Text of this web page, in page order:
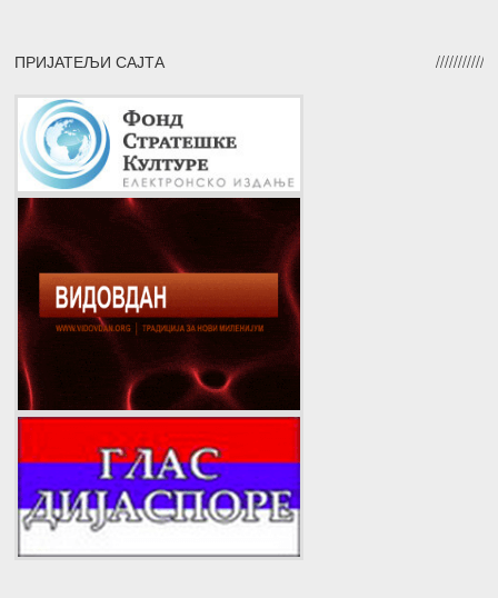
ПРИЈАТЕЉИ САЈТА